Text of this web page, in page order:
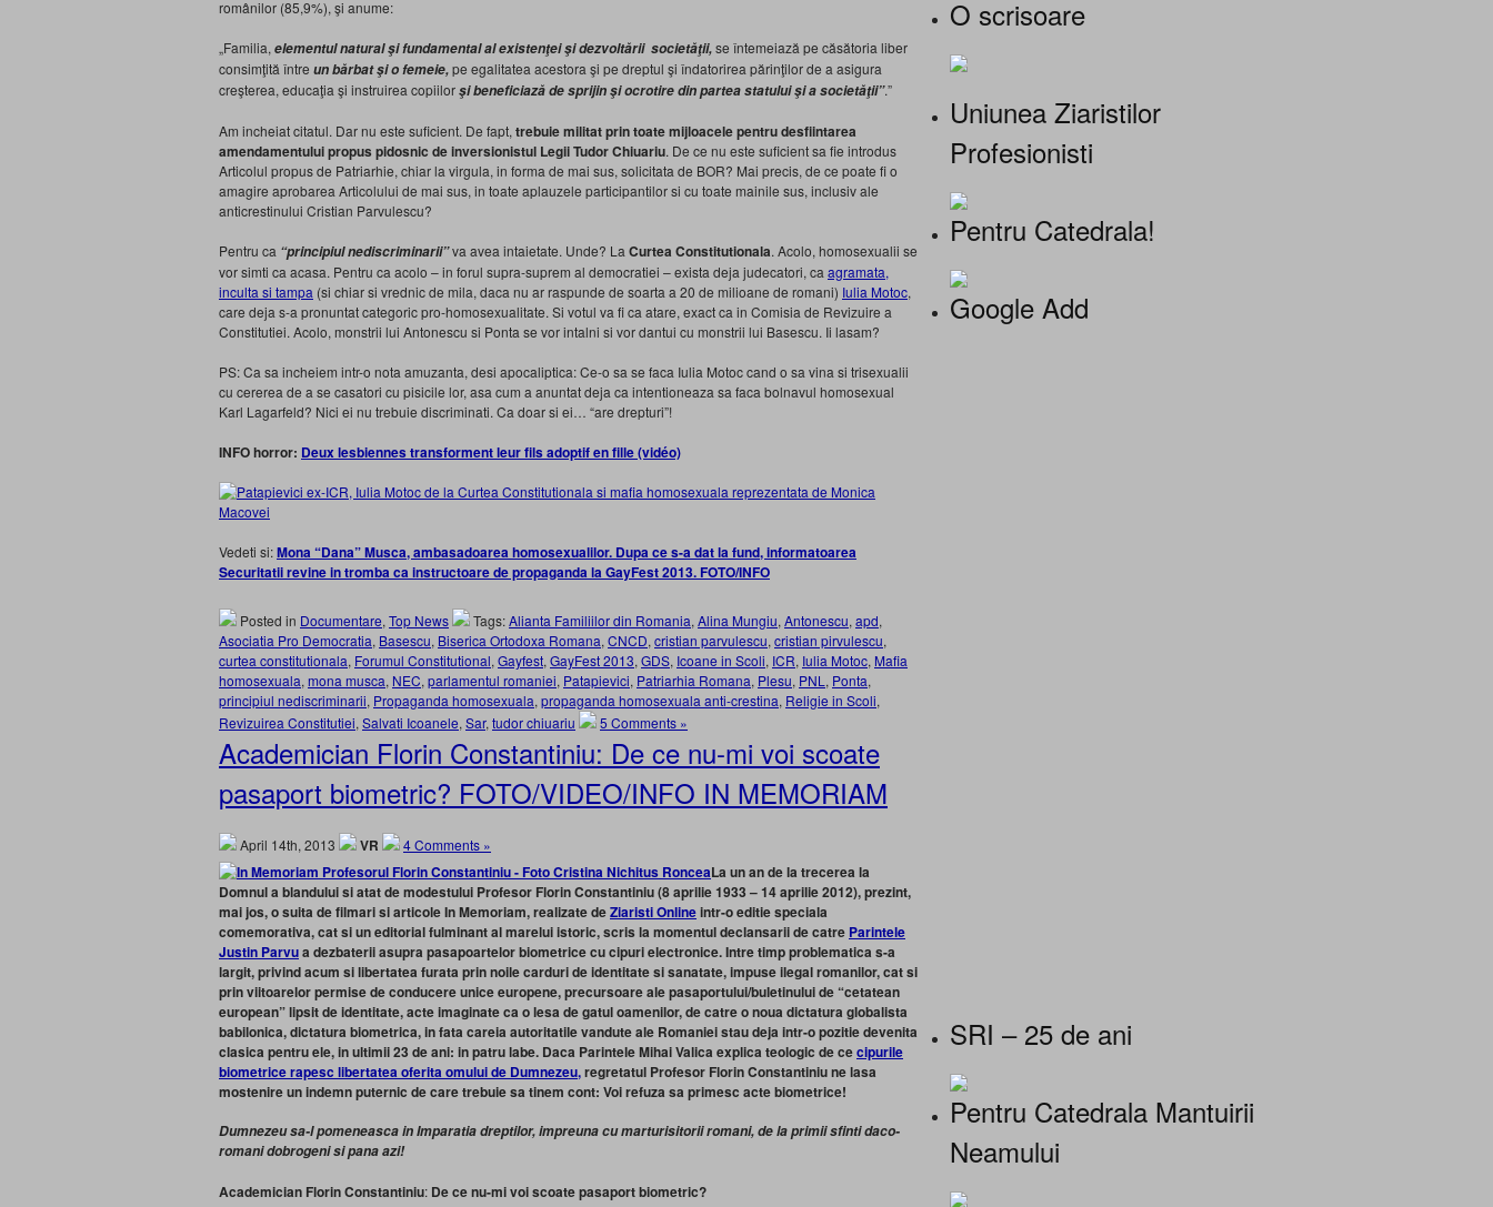
românilor (85,9%), şi anume:
„Familia, elementul natural şi fundamental al existenţei şi dezvoltării societăţii,se întemeiază pe căsătoria liber
consimţită între un bărbat şi o femeie,pe egalitatea acestora şi pe dreptul şi îndatorirea părinţilor de a asigura
creşterea, educaţia şi instruirea copiilorşi beneficiază de sprijin şi ocrotire din partea statului şi a societăţii”.”
Am incheiat citatul. Dar nu este suficient. De fapt, trebuie militat prin toate mijloacele pentru desfiintarea
amendamentului propus pidosnic de inversionistul Legii Tudor Chiuariu. De ce nu este suficient sa fie introdus
Articolul propus de Patriarhie, chiar la virgula, in forma de mai sus, solicitata de BOR? Mai precis, de ce poate fi o
amagire aprobarea Articolului de mai sus, in toate aplauzele participantilor si cu toate mainile sus, inclusiv ale
anticrestinului Cristian Parvulescu?
Pentru ca “principiul nediscriminarii”va avea intaietate. Unde? La Curtea Constitutionala. Acolo, homosexualii se
vor simti ca acasa. Pentru ca acolo – in forul supra-suprem al democratiei – exista deja judecatori, ca agramata,
inculta si tampa (si chiar si vrednic de mila, daca nu ar raspunde de soarta a 20 de milioane de romani) Iulia Motoc,
care deja s-a pronuntat categoric pro-homosexualitate. Si votul va fi ca atare, exact ca in Comisia de Revizuire a
Constitutiei. Acolo, monstrii lui Antonescu si Ponta se vor intalni si vor dantui cu monstrii lui Basescu. Ii lasam?
PS: Ca sa incheiem intr-o nota amuzanta, desi apocaliptica: Ce-o sa se faca Iulia Motoc cand o sa vina si trisexualii
cu cererea de a se casatori cu pisicile lor, asa cum a anuntat deja ca intentioneaza sa faca bolnavul homosexual
Karl Lagarfeld? Nici ei nu trebuie discriminati. Ca doar si ei… “are drepturi”!
INFO horror: Deux lesbiennes transforment leur fils adoptif en fille (vidéo)
Vedeti si:Mona “Dana” Musca, ambasadoarea homosexualilor. Dupa ce s-a dat la fund, informatoarea
Securitatii revine in tromba ca instructoare de propaganda la GayFest 2013. FOTO/INFO
Posted in Documentare, Top News Tags:Alianta Familiilor din Romania, Alina Mungiu, Antonescu, apd,
Asociatia Pro Democratia, Basescu, Biserica Ortodoxa Romana, CNCD, cristian parvulescu, cristian pirvulescu,
curtea constitutionala, Forumul Constitutional, Gayfest, GayFest 2013, GDS, Icoane in Scoli, ICR, Iulia Motoc, Mafia
homosexuala, mona musca, NEC, parlamentul romaniei, Patapievici, Patriarhia Romana, Plesu, PNL , Ponta,
principiul nediscriminarii, Propaganda homosexuala, propaganda homosexuala anti-crestina, Religie in Scoli,
Revizuirea Constitutiei, Salvati Icoanele, Sar, tudor chiuariu 5 Comments »
Academician Florin Constantiniu: De ce nu-mi voi scoate
pasaport biometric? FOTO/VIDEO/INFO IN MEMORIAM
April 14th, 2013 VR 4 Comments »
La un an de la trecerea la
Domnul a blandului si atat de modestului Profesor Florin Constantiniu (8 aprilie 1933 – 14 aprilie 2012), prezint,
mai jos, o suita de filmari si articole In Memoriam, realizate deZiaristi Onlineintr-o editie speciala
comemorativa, cat si un editorial fulminant al marelui istoric, scris la momentul declansarii de catre Parintele
Justin Parvua dezbaterii asupra pasapoartelor biometrice cu cipuri electronice. Intre timp problematica s-a
largit, privind acum si libertatea furata prin noile carduri de identitate si sanatate, impuse ilegal romanilor, cat si
prin viitoarelor permise de conducere unice europene, precursoare ale pasaportului/buletinului de “cetatean
european” lipsit de identitate, acte imaginate ca o lesa de gatul oamenilor, de catre o noua dictatura globalista
babilonica, dictatura biometrica, in fata careia autoritatile vandute ale Romaniei stau deja intr-o pozitie devenita
clasica pentru ele, in ultimii 23 de ani: in patru labe. Daca Parintele Mihai Valica explica teologic de cecipurile
biometrice rapesc libertatea oferita omului de Dumnezeu,regretatul Profesor Florin Constantiniu ne lasa
mostenire un indemn puternic de care trebuie sa tinem cont: Voi refuza sa primesc acte biometrice!
Dumnezeu sa-l pomeneasca in Imparatia dreptilor, impreuna cu marturisitorii romani, de la primii sfinti daco-
romani dobrogeni si pana azi!
Academician Florin Constantiniu: De ce nu-mi voi scoate pasaport biometric?
O scrisoare
Uniunea Ziaristilor
Profesionisti
Pentru Catedrala!
Google Add
SRI – 25 de ani
Pentru Catedrala Mantuirii
Neamului